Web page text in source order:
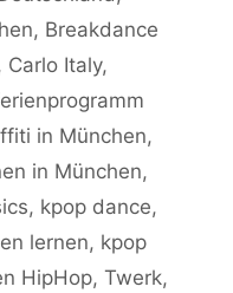
, Breakdance
Carlo Italy,
in München,
in München,
, kpop dance,
lernen, kpop
HipHop, Twerk,